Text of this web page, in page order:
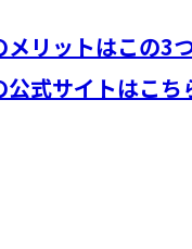
リットはこの3
式サイトはこち